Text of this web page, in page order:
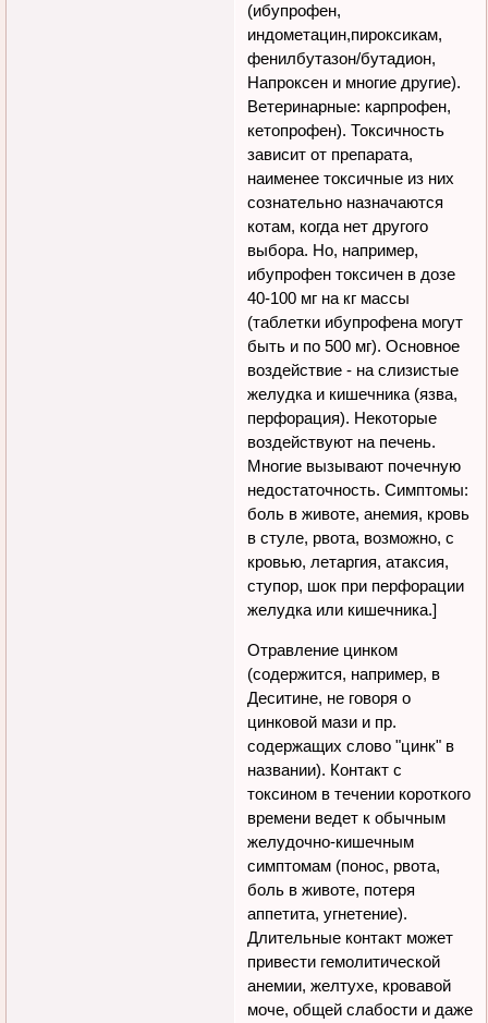
(ибупрофен,
индометацин,пироксикам,
фенилбутазон/бутадион,
Hапроксен и многие другие).
Ветеринарные: карпрофен,
кетопрофен). Токсичность
зависит от препарата,
наименее токсичные из них
сознательно назначаются
котам, когда нет другого
выбора. Hо, например,
ибупрофен токсичен в дозе
40-100 мг на кг массы
(таблетки ибупрофена могут
быть и по 500 мг). Основное
воздействие - на слизистые
желудка и кишечника (язва,
перфорация). Hекоторые
воздействуют на печень.
Многие вызывают почечную
недостаточность. Симптомы:
боль в животе, анемия, кровь
в стуле, рвота, возможно, с
кровью, летаргия, атаксия,
ступор, шок при перфорации
желудка или кишечника.]
Отравление цинком
(содержится, например, в
Деситине, не говоря о
цинковой мази и пр.
содержащих слово "цинк" в
названии). Контакт с
токсином в течении короткого
времени ведет к обычным
желудочно-кишечным
симптомам (понос, рвота,
боль в животе, потеря
аппетита, угнетение).
Длительные контакт может
привести гемолитической
анемии, желтухе, кровавой
моче, общей слабости и даже